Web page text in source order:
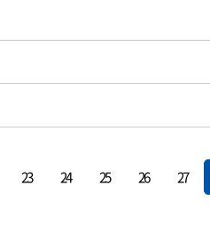
23 24 25 26 27